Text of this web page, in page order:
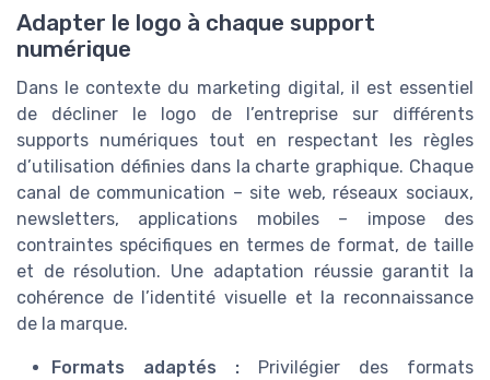
Adapter le logo à chaque support
numérique
Dans le contexte du marketing digital, il est essentiel
de décliner le logo de l’entreprise sur différents
supports numériques tout en respectant les règles
d’utilisation définies dans la charte graphique. Chaque
canal de communication – site web, réseaux sociaux,
newsletters, applications mobiles – impose des
contraintes spécifiques en termes de format, de taille
et de résolution. Une adaptation réussie garantit la
cohérence de l’identité visuelle et la reconnaissance
de la marque.
Formats adaptés : Privilégier des formats